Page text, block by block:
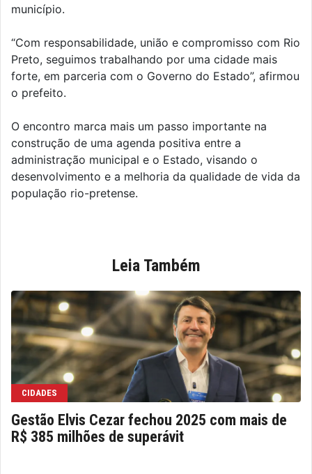
município.
“Com responsabilidade, união e compromisso com Rio
Preto, seguimos trabalhando por uma cidade mais
forte, em parceria com o Governo do Estado”, afirmou
o prefeito.
O encontro marca mais um passo importante na
construção de uma agenda positiva entre a
administração municipal e o Estado, visando o
desenvolvimento e a melhoria da qualidade de vida da
população rio-pretense.
Leia Também
CIDADES
Gestão Elvis Cezar fechou 2025 com mais de
R$ 385 milhões de superávit